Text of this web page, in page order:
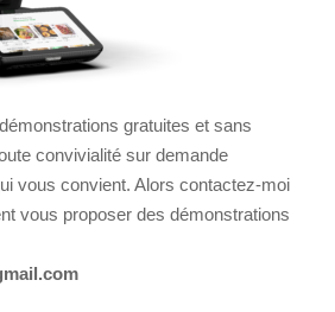
gratuites et sans
convivialité sur demande
vous convient. Alors contactez-moi
vous proposer des démonstrations